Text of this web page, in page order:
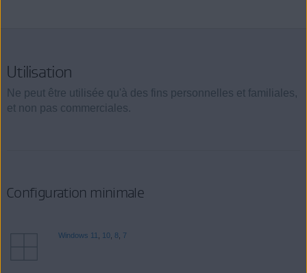
Utilisation
Ne peut être utilisée qu'à des fins personnelles et familiales,
et non pas commerciales.
Configuration minimale
Windows 11 10, 8, 7